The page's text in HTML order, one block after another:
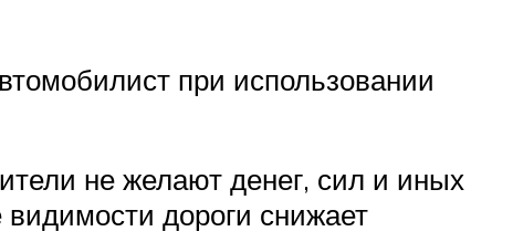
при использовании
не желают денег, сил и иных
дороги снижает